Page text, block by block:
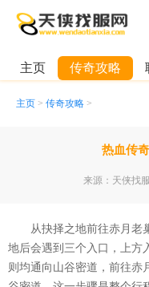
主页 传奇攻略
主页 > 传奇攻略 >
热血传
来源：天侠找
从抉择之地前往赤月老
地后会遇到三个入口，上方
则均通向山谷密道，前往赤